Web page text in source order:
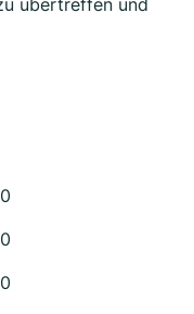
übertreffen und